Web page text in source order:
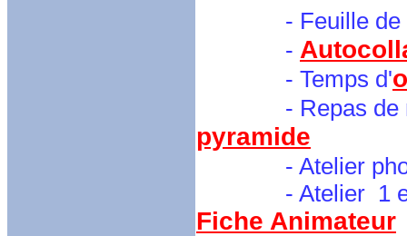
- Feuille
-
- Temps d'
- Repas de
pyramide
- Atelier
- Atelier 1 et 2 :
Fiche Animateur